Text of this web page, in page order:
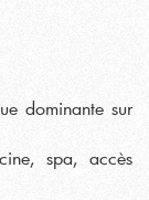
dominante sur
spa, accès